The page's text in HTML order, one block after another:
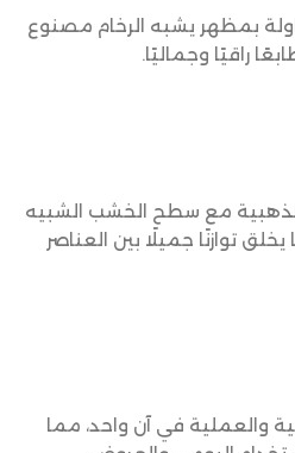
بمظهر يشبه الرخام مصنوع
راقيًا وجماليًا.
الذهبية مع سطح الخشب الشبيه
توازنًا جميلًا بين العناصر
والعملية في آن واحد، مما